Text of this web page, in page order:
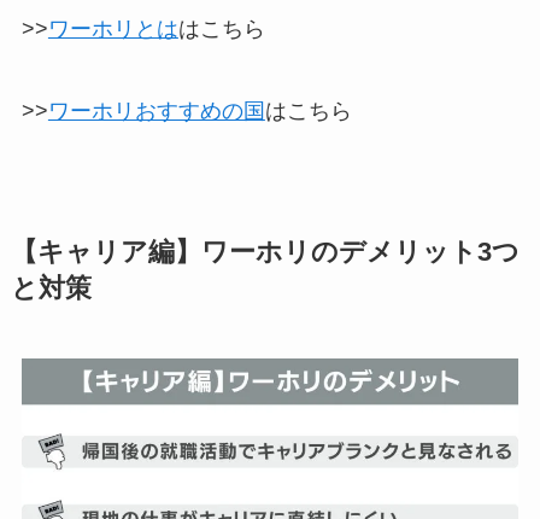
>>ワーホリとははこちら
>>ワーホリおすすめの国 はこちら
【キャリア編】ワーホリのデメリット3つ
と対策